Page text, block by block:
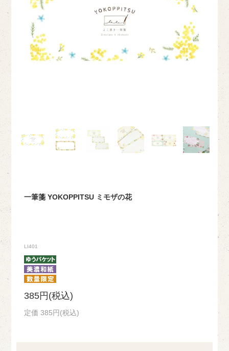
一筆箋 YOKOPPITSU ミモザの花
LI401
385円(税込)
定価 385円(税込)